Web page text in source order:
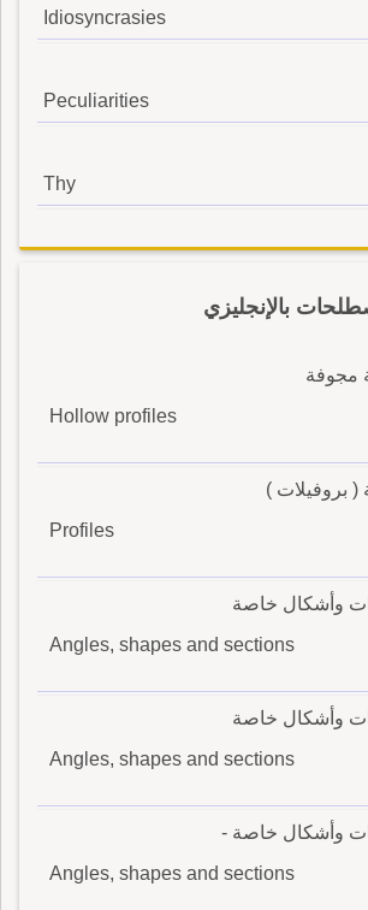
Idiosyncrasies
Peculiarities
Thy
بالإنجليزي
مجوفة
Hollow profiles
بروفيلات )
Profiles
وأشكال خاصة
Angles, shapes and sections
وأشكال خاصة
Angles, shapes and sections
وأشكال خاصة -
Angles, shapes and sections